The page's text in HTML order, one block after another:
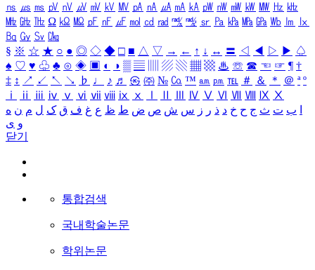
㎱ ㎲ ㎳ ㎴ ㎵ ㎶ ㎷ ㎸ ㎹ ㎀ ㎁ ㎂ ㎃ ㎄ ㎺ ㎻ ㎽ ㎾ ㎿ ㎐ ㎑
㎒ ㎓ ㎔ Ω ㏀ ㏁ ㎊ ㎋ ㎌ ㏖ ㏅ ㎭ ㎮ ㎯ ㏛ ㎩ ㎪ ㎫ ㎬ ㏝ ㏐
㏓
㏃ ㏉ ㏜ ㏆
§ ※ ☆ ★ ○ ● ◎ ◇ ◆ □ ■ △ ▽ → ← ↑ ↓ ↔ 〓 ◁ ◀ ▷ ▶ ♤
♠ ♡ ♥ ♧ ♣ ⊙ ◈ ▣ ◐ ◑ ▒ ▤ ▨ ▧ ▦ ▩ ♨ ☏ ☎ ☜ ☞ ¶ †
‡ ↕ ↗ ↙ ↖ ↘ ♭ ♩ ♪ ♬ ㉿ ㈜ № ㏇ ™ ㏂ ㏘ ℡ ＃ ＆ ＊ ＠ ª º
ⅰ
ⅱ ⅲ ⅳ ⅴ ⅵ ⅶ ⅷ ⅸ ⅹ Ⅳ Ⅴ Ⅵ Ⅶ Ⅷ Ⅸ Ⅹ
ب ت ث ج ح خ د ذ ر ز س ش ص ض ط ظ ع غ ف ق ک ل م ن ه
و ی
닫기
통합검색
국내학술논문
학위논문